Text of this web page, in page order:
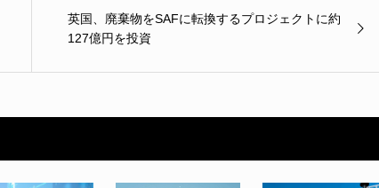
英国、廃棄物をSAFに転換するプロジェクトに約
127億円を投資